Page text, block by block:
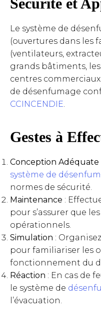
Sécurité et
Le système de
(ouvertures dans les
(ventilateurs,
grands bâtiments,
centres
de désenfumage
CCINCENDIE.
Gestes à
Conception Adéquate
système de
normes de sécurité.
Maintenance :
pour s’assurer que
opérationnels.
Simulation :
pour familiariser les
fonctionnement du
Réaction : En cas de
le système de
l’évacuation.